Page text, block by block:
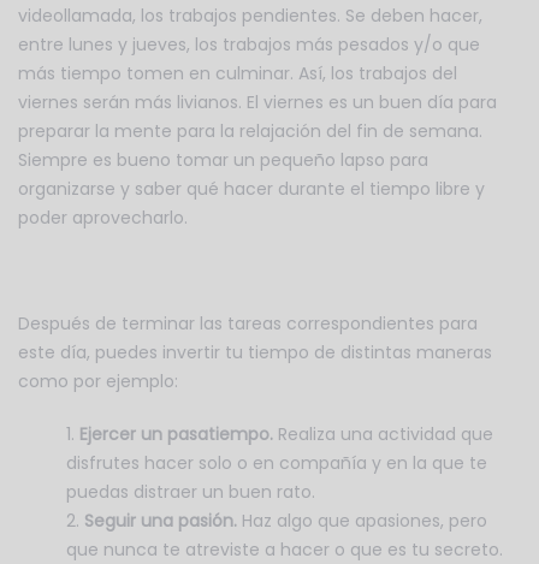
videollamada, los trabajos pendientes. Se deben hacer,
entre lunes y jueves, los trabajos más pesados y/o que
más tiempo tomen en culminar. Así, los trabajos del
viernes serán más livianos. El viernes es un buen día para
preparar la mente para la relajación del fin de semana.
Siempre es bueno tomar un pequeño lapso para
organizarse y saber qué hacer durante el tiempo libre y
poder aprovecharlo.
Después de terminar las tareas correspondientes para
este día, puedes invertir tu tiempo de distintas maneras
como por ejemplo:
Ejercer un pasatiempo. Realiza una actividad que
disfrutes hacer solo o en compañía y en la que te
puedas distraer un buen rato.
Seguir una pasión. Haz algo que apasiones, pero
que nunca te atreviste a hacer o que es tu secreto.